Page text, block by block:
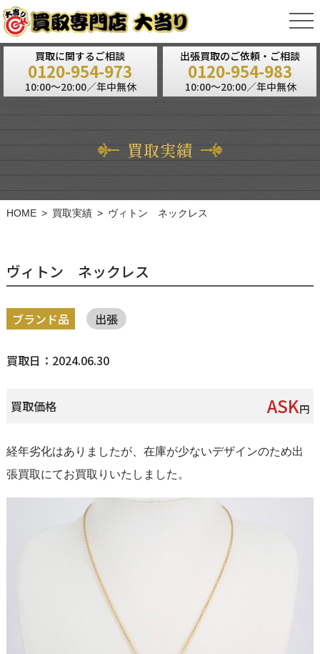
買取に関するご相談
0120-954-973
10:00～20:00／年中無休
出張買取のご依頼・ご相談
0120-954-983
10:00～20:00／年中無休
買取実績
HOME 買取実績 ヴィトン ネックレス
ヴィトン ネックレス
ブランド品 出張
買取日：2024.06.30
買取価格 ASK円
経年劣化はありましたが、在庫が少ないデザインのため出
張買取にてお買取りいたしました。